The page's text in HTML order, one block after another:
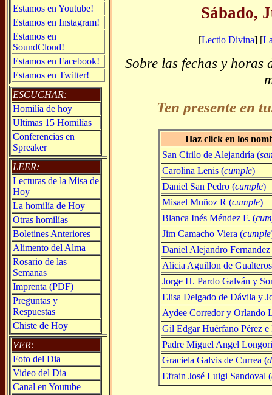
Estamos en Youtube!
Estamos en Instagram!
Estamos en
SoundCloud!
Estamos en Facebook!
Estamos en Twitter!
ESCUCHAR:
Homilía de hoy
Ultimas 15 Homilías
Conferencias en
Spreaker
LEER:
Lecturas de la Misa de
Hoy
La homilía de Hoy
Otras homilías
Boletines Anteriores
Alimento del Alma
Rosario de las
Semanas
Imprenta (PDF)
Preguntas y
Respuestas
Chiste de Hoy
VER:
Foto del Dia
Video del Dia
Canal en Youtube
Sábado,
[Lectio Divina] [
Sobre las fechas y horas
Ten presente en
Haz click en los
San Cirilo de Alejandría (
Carolina Lenis (cumple)
Daniel San Pedro (cumple)
Misael Muñoz R (cumple)
Blanca Inés Méndez F. (
Jim Camacho Viera (cumple
Daniel Alejandro
Alicia Aguillon de
Jorge H. Pardo Galván y
Elisa Delgado de Dávila y
Aydee Corredor y Orlando
Gil Edgar Huérfano Pérez
Padre Miguel Angel
Graciela Galvis de Currea (
Efrain José Luigi Sandoval (